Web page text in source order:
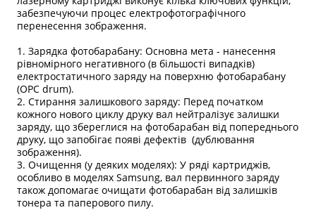
забезпечуючи процес електрофотографічного
перенесення зображення.
1. Зарядка фотобарабану: Основна мета - нанесення
рівномірного негативного (в більшості випадків)
електростатичного заряду на поверхню фотобарабану
(OPC drum).
2. Стирання залишкового заряду: Перед початком
кожного нового циклу друку вал нейтралізує залишки
заряду, що збереглися на фотобарабан від попереднього
друку, що запобігає появі дефектів (дублювання
зображення).
3. Очищення (у деяких моделях): У ряді картриджів,
особливо в моделях Samsung, вал первинного заряду
також допомагає очищати фотобарабан від залишків
тонера та паперового пилу.